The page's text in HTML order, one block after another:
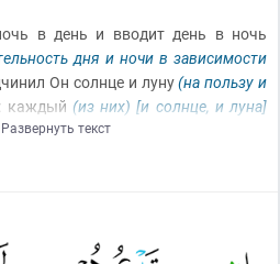
в день и вводит день в ночь
дня и ночи в зависимости
Он солнце и луну(на пользу и
: каждый (из них) [и солнце, и луна]
срока
всем, и всё происходит только по
(идолы и измышленные
Развернуть текст